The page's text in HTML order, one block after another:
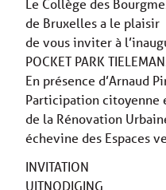
Le Collège des
de Bruxelles a le plaisir
de vous inviter à
POCKET PARK
En présence d’Arnaud
Participation citoyenne
de la Rénovation
échevine des Espaces
INVITATION
UITNODIGING